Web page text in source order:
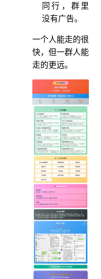
同行，群里
没有广告。
一个人能走的很
快，但一群人能
走的更远。